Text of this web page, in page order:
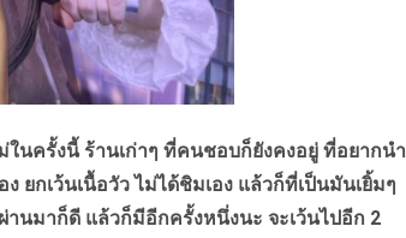
ในครั้งนี้ ร้านเก่าๆ ที่คนชอบก็ยังคงอยู่ ที่อยากนำ
ยกเว้นเนื้อวัว ไม่ได้ชิมเอง แล้วก็ที่เป็นมันเยิ้มๆ
นมาก็ดี แล้วก็มีอีกครั้งหนึ่งนะ จะเว้นไปอีก 2